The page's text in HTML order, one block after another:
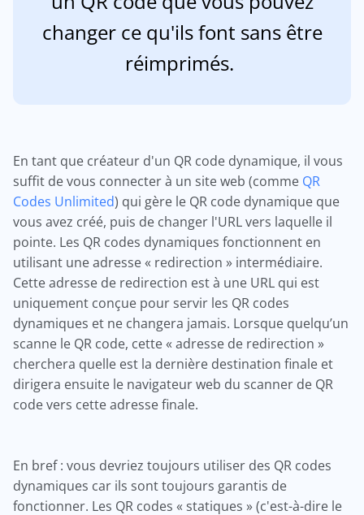
changer ce qu'ils font sans être
réimprimés.
En tant que créateur d'un QR code dynamique, il vous
suffit de vous connecter à un site web (comme QR
Codes Unlimited) qui gère le QR code dynamique que
vous avez créé, puis de changer l'URL vers laquelle il
pointe. Les QR codes dynamiques fonctionnent en
utilisant une adresse « redirection » intermédiaire.
Cette adresse de redirection est à une URL qui est
uniquement conçue pour servir les QR codes
dynamiques et ne changera jamais. Lorsque quelqu’un
scanne le QR code, cette « adresse de redirection »
cherchera quelle est la dernière destination finale et
dirigera ensuite le navigateur web du scanner de QR
code vers cette adresse finale.
En bref : vous devriez toujours utiliser des QR codes
dynamiques car ils sont toujours garantis de
fonctionner. Les QR codes « statiques » (c'est-à-dire le